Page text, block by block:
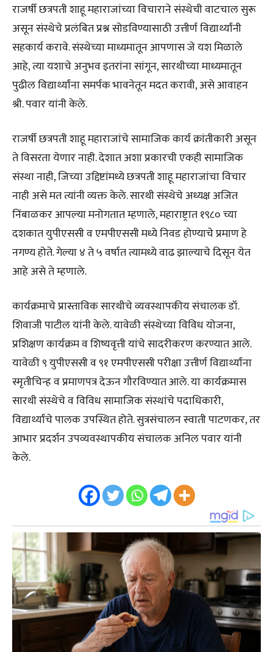
राजर्षी छत्रपती शाहू महाराजांच्या विचाराने संस्थेची वाटचाल सुरू
असून संस्थेचे प्रलंबित प्रश्न सोडविण्यासाठी उत्तीर्ण विद्यार्थ्यांनी
सहकार्य करावे. संस्थेच्या माध्यमातून आपणास जे यश मिळाले
आहे, त्या यशाचे अनुभव इतरांना सांगून, सारथीच्या माध्यमातून
पुढील विद्यार्थ्यांना समर्पक भावनेतून मदत करावी, असे आवाहन
श्री. पवार यांनी केले.
राजर्षी छत्रपती शाहू महाराजांचे सामाजिक कार्य क्रांतीकारी असून
ते विसरता येणार नाही. देशात अशा प्रकारची एकही सामाजिक
संस्था नाही, जिच्या उद्दिष्टांमध्ये छत्रपती शाहू महाराजांचा विचार
नाही असे मत त्यांनी व्यक्त केले. सारथी संस्थेचे अध्यक्ष अजित
निंबाळकर आपल्या मनोगतात म्हणाले, महाराष्ट्रात १९८० च्या
दशकात युपीएससी व एमपीएससी मध्ये निवड होण्याचे प्रमाण हे
नगण्य होते. गेल्या ४ ते ५ वर्षात त्यामध्ये वाढ झाल्याचे दिसून येत
आहे असे ते म्हणाले.
कार्यक्रमाचे प्रास्ताविक सारथीचे व्यवस्थापकीय संचालक डॉ.
शिवाजी पाटील यांनी केले. यावेळी संस्थेच्या विविध योजना,
प्रशिक्षण कार्यक्रम व शिष्यवृत्ती यांचे सादरीकरण करण्यात आले.
यावेळी ९ युपीएससी व ९१ एमपीएससी परीक्षा उत्तीर्ण विद्यार्थ्यांना
स्मृतीचिन्ह व प्रमाणपत्र देऊन गौरविण्यात आले. या कार्यक्रमास
सारथी संस्थेचे व विविध सामाजिक संस्थांचे पदाधिकारी,
विद्यार्थ्यांचे पालक उपस्थित होते. सुत्रसंचालन स्वाती पाटणकर, तर
आभार प्रदर्शन उपव्यवस्थापकीय संचालक अनिल पवार यांनी
केले.